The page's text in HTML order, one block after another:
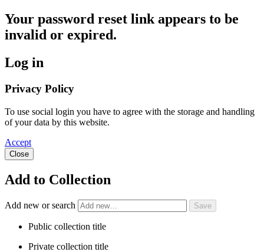
Your password reset link appears to be
invalid or expired.
Log in
Privacy Policy
To use social login you have to agree with the storage and handling
of your data by this website.
Accept
Close
Add to Collection
Add new or search
Public collection title
Private collection title